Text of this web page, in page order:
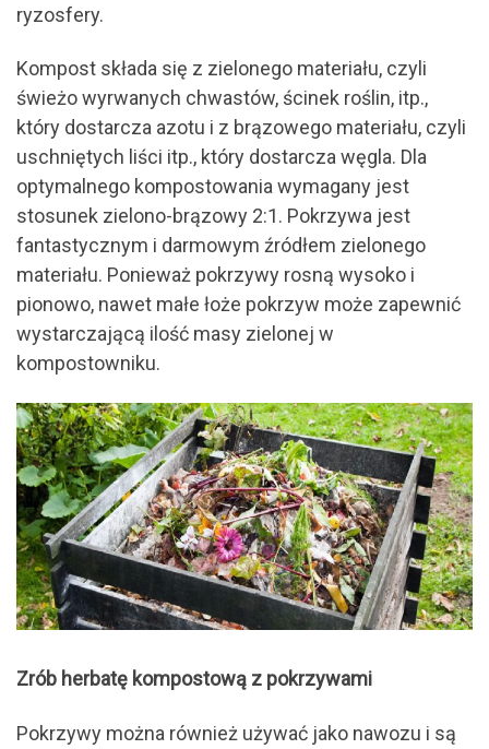
ryzosfery.
Kompost składa się z zielonego materiału, czyli
świeżo wyrwanych chwastów, ścinek roślin, itp.,
który dostarcza azotu i z brązowego materiału, czyli
uschniętych liści itp., który dostarcza węgla. Dla
optymalnego kompostowania wymagany jest
stosunek zielono-brązowy 2:1. Pokrzywa jest
fantastycznym i darmowym źródłem zielonego
materiału. Ponieważ pokrzywy rosną wysoko i
pionowo, nawet małe łoże pokrzyw może zapewnić
wystarczającą ilość masy zielonej w
kompostowniku.
Zrób herbatę kompostową z pokrzywami
Pokrzywy można również używać jako nawozu i są